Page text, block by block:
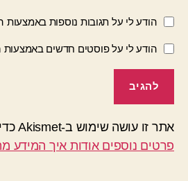
הודע לי על תגובות נוספות באמצעות
הודע לי על פוסטים חדשים באמצעות
אתר זו עושה שימוש ב-Akismet כדי לסנן תגובות זבל.
פרטים נוספים אודות איך המידע